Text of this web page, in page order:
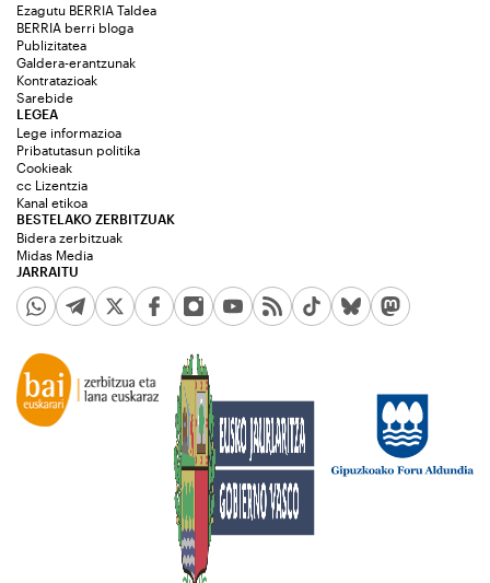
Ezagutu BERRIA Taldea
BERRIA berri bloga
Publizitatea
Galdera-erantzunak
Kontratazioak
Sarebide
JARRAITU
LEGEA
Lege informazioa
Pribatutasun politika
Cookieak
cc Lizentzia
Kanal etikoa
BESTELAKO ZERBITZUAK
Bidera zerbitzuak
Midas Media